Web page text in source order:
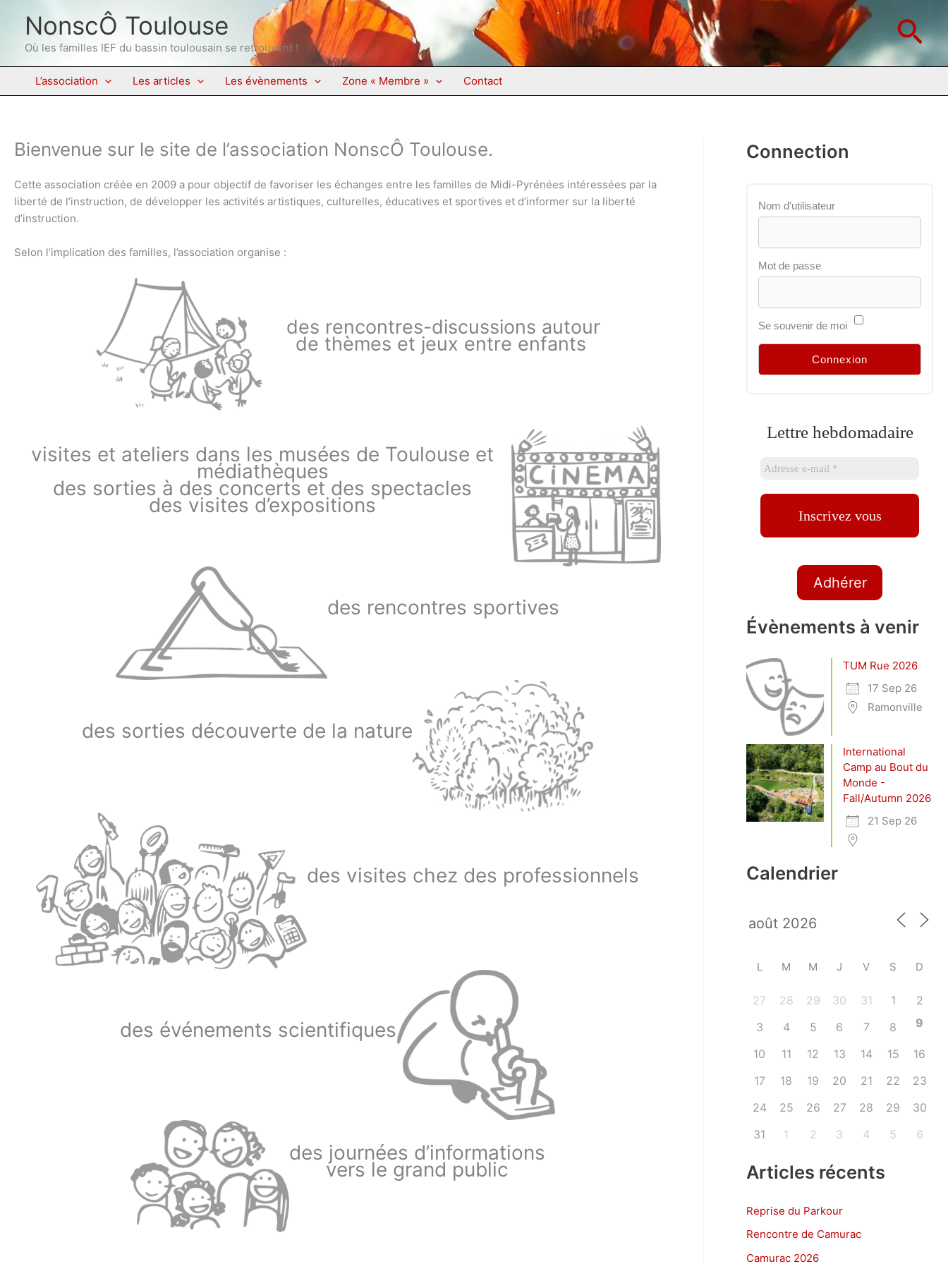
contenu
NonscÔ Toulouse
Où les familles IEF du bassin toulousain se retrouvent !
L’association Les articles Les évènements Zone « Membre » Contact
Bienvenue sur le site de l’association NonscÔ Toulouse.
Cette association créée en 2009 a pour objectif de favoriser les échanges entre les familles de Midi-Pyrénées intéressées par la
liberté de l’instruction, de développer les activités artistiques, culturelles, éducatives et sportives et d’informer sur la liberté
d’instruction.
Selon l’implication des familles, l’association organise :
des rencontres-discussions autour
de thèmes et jeux entre enfants
visites et ateliers dans les musées de Toulouse et
médiathèques
des sorties à des concerts et des spectacles
des visites d’expositions
des rencontres sportives
des sorties découverte de la nature
des visites chez des professionnels
des événements scientifiques
des journées d’informations
vers le grand public
Connection
Nom d'utilisateur
Mot de passe
Se souvenir de moi
Lettre hebdomadaire
Adhérer
Évènements à venir
TUM Rue 2026
17 Sep 26
Ramonville
International
Camp au Bout du
Monde -
Fall/Autumn 2026
21 Sep 26
Calendrier
L M M J V S D
27 28 29 30 31 1
2
3
4 5 6 7 8 9
10 11 12 13 14 15
16
17
18 19 20 21 22
23
24
25 26 27 28 29
30
31
1 2 3 4 5 6
Articles récents
Reprise du Parkour
Rencontre de Camurac
Camurac 2026